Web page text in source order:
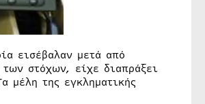
εισέβαλαν μετά από
στόχων, είχε διαπράξει
μέλη της εγκληματικής